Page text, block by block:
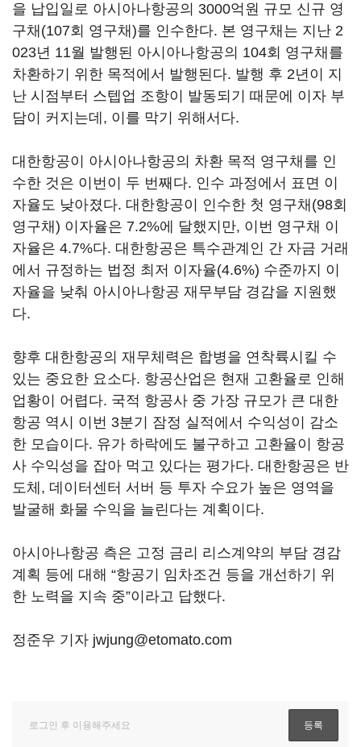
을 납입일로 아시아나항공의 3000억원 규모 신규 영
구채(107회 영구채)를 인수한다. 본 영구채는 지난 2
023년 11월 발행된 아시아나항공의 104회 영구채를
차환하기 위한 목적에서 발행된다. 발행 후 2년이 지
난 시점부터 스텝업 조항이 발동되기 때문에 이자 부
담이 커지는데, 이를 막기 위해서다.
대한항공이 아시아나항공의 차환 목적 영구채를 인
수한 것은 이번이 두 번째다. 인수 과정에서 표면 이
자율도 낮아졌다. 대한항공이 인수한 첫 영구채(98회
영구채) 이자율은 7.2%에 달했지만, 이번 영구채 이
자율은 4.7%다. 대한항공은 특수관계인 간 자금 거래
에서 규정하는 법정 최저 이자율(4.6%) 수준까지 이
자율을 낮춰 아시아나항공 재무부담 경감을 지원했
다.
향후 대한항공의 재무체력은 합병을 연착륙시킬 수
있는 중요한 요소다. 항공산업은 현재 고환율로 인해
업황이 어렵다. 국적 항공사 중 가장 규모가 큰 대한
항공 역시 이번 3분기 잠정 실적에서 수익성이 감소
한 모습이다. 유가 하락에도 불구하고 고환율이 항공
사 수익성을 잡아 먹고 있다는 평가다. 대한항공은 반
도체, 데이터센터 서버 등 투자 수요가 높은 영역을
발굴해 화물 수익을 늘린다는 계획이다.
아시아나항공 측은 고정 금리 리스계약의 부담 경감
계획 등에 대해 “항공기 임차조건 등을 개선하기 위
한 노력을 지속 중”이라고 답했다.
정준우 기자 jwjung@etomato.com